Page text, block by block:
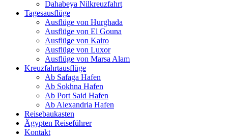
Dahabeya Nilkreuzfahrt
Tagesausflüge
Ausflüge von Hurghada
Ausflüge von El Gouna
Ausflüge von Kairo
Ausflüge von Luxor
Ausflüge von Marsa Alam
Kreuzfahrtausflüge
Ab Safaga Hafen
Ab Sokhna Hafen
Ab Port Said Hafen
Ab Alexandria Hafen
Reisebaukasten
Ägypten Reiseführer
Kontakt